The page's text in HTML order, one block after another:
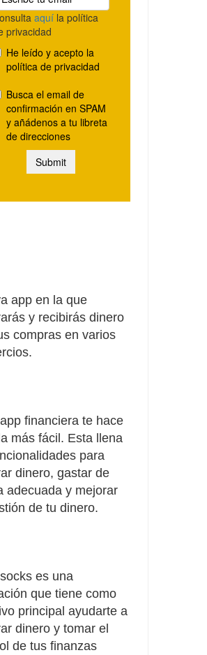
app en la que
y recibirás dinero
compras en varios
financiera te hace
más fácil. Esta llena
para
dinero, gastar de
adecuada y mejorar
de tu dinero.
es una
que tiene como
principal ayudarte a
dinero y tomar el
de tus finanzas